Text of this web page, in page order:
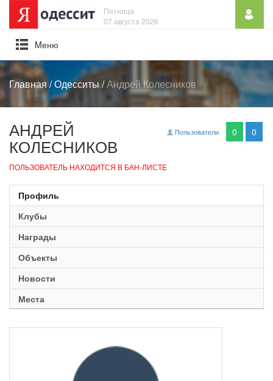
Пятница
07 августа 2026
Mеню
Главная/Одесситы/Андрей Колесников
Пользователи 0 0
АНДРЕЙ
КОЛЕСНИКОВ
ПОЛЬЗОВАТЕЛЬ НАХОДИТСЯ В БАН-ЛИСТЕ
Профиль
Клубы
Награды
Объекты
Новости
Места